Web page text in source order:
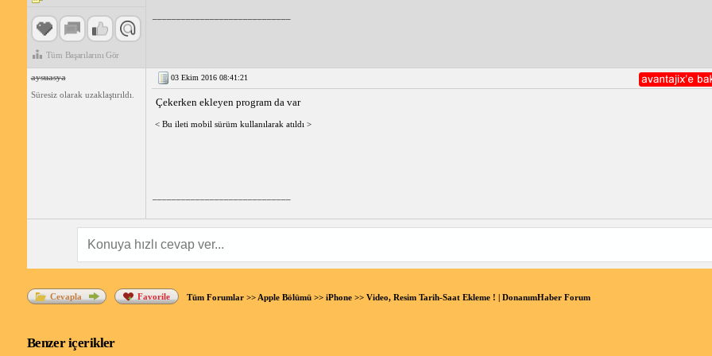
Tüm Başarılarını Gör
aysuasya
Süresiz olarak uzaklaştırıldı.
03 Ekim 2016 08:41:21
Çekerken ekleyen program da var
< Bu ileti mobil sürüm kullanılarak atıldı >
Cevapla Favorile Tüm Forumlar>> Apple Bölümü>> iPhone>> Video, Resim Tarih-Saat Ekleme ! | DonanımHaber Forum
Benzer içerikler